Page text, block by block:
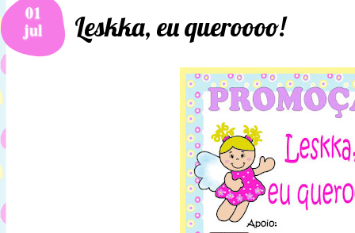
01
jul Leskka, eu queroooo!